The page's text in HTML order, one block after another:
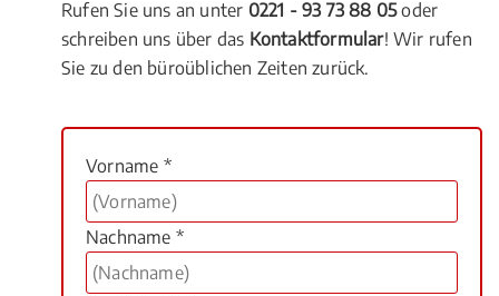
Rufen Sie uns an unter 0221 - 93 73 88 05oder
schreiben uns über das Kontaktformular! Wir rufen
Sie zu den büroüblichen Zeiten zurück.
Vorname *
Nachname *